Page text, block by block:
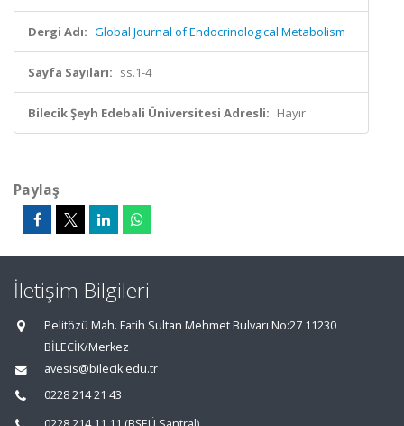
Dergi Adı: Global Journal of Endocrinological Metabolism
Sayfa Sayıları: ss.1-4
Bilecik Şeyh Edebali Üniversitesi Adresli: Hayır
Paylaş
İletişim Bilgileri
Pelitözü Mah. Fatih Sultan Mehmet Bulvarı No:27 11230
BİLECİK/Merkez
avesis@bilecik.edu.tr
0228 214 21 43